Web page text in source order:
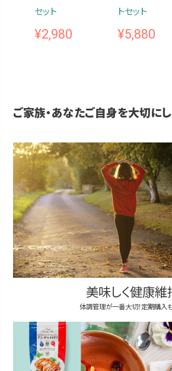
セット
¥2,980
トセット
¥5,880
ご家族・あなたご自身を大切に
美味しく健康維
体調管理が一番大切！定期購入